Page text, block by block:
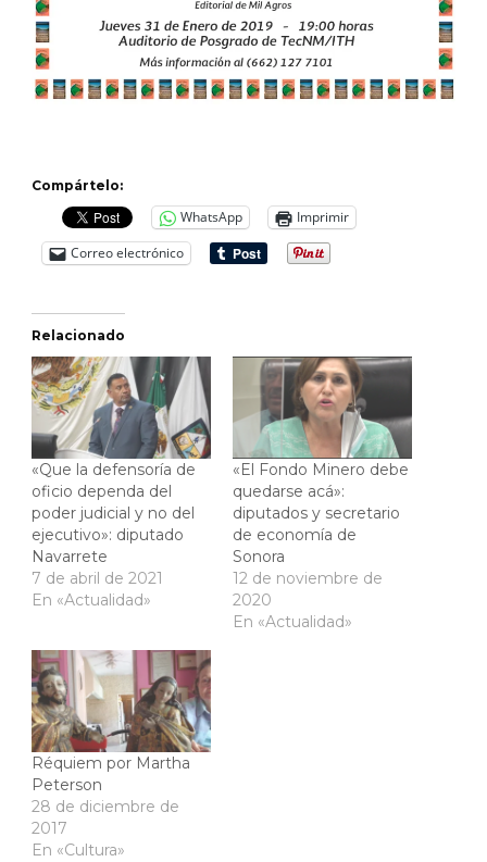
Compártelo:
WhatsApp
Imprimir
Correo electrónico
Relacionado
«Que la defensoría de
oficio dependa del
poder judicial y no del
ejecutivo»: diputado
Navarrete
7 de abril de 2021
En «Actualidad»
«El Fondo Minero debe
quedarse acá»:
diputados y secretario
de economía de
Sonora
12 de noviembre de
2020
En «Actualidad»
Réquiem por Martha
Peterson
28 de diciembre de
2017
En «Cultura»